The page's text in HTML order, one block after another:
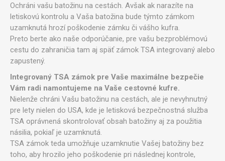
Ochráni vašu batožinu na cestách. Avšak ak narazíte na
letiskovú kontrolu a Vaša batožina bude týmto zámkom
uzamknutá hrozí poškodenie zámku či vášho kufra.
Preto berte ako naše odporúčanie, pre vašu bezproblémovú
cestu do zahraničia tam aj späť zámok TSA integrovaný alebo
zapustený.
Integrovaný TSA zámok pre Vaše maximálne bezpečie
Vám radi namontujeme na Vaše cestovné kufre.
Nielenže chráni Vašu batožinu na cestách, ale je nevyhnutný
pre lety nielen do USA, kde je letisková bezpečnostná služba
TSA oprávnená skontrolovať obsah batožiny aj za použitia
násilia, pokiaľ je uzamknutá.
TSA zámok teda umožňuje uzamknutie Vašej batožiny bez
toho, aby hrozilo jeho poškodenie pri následnej kontrole,